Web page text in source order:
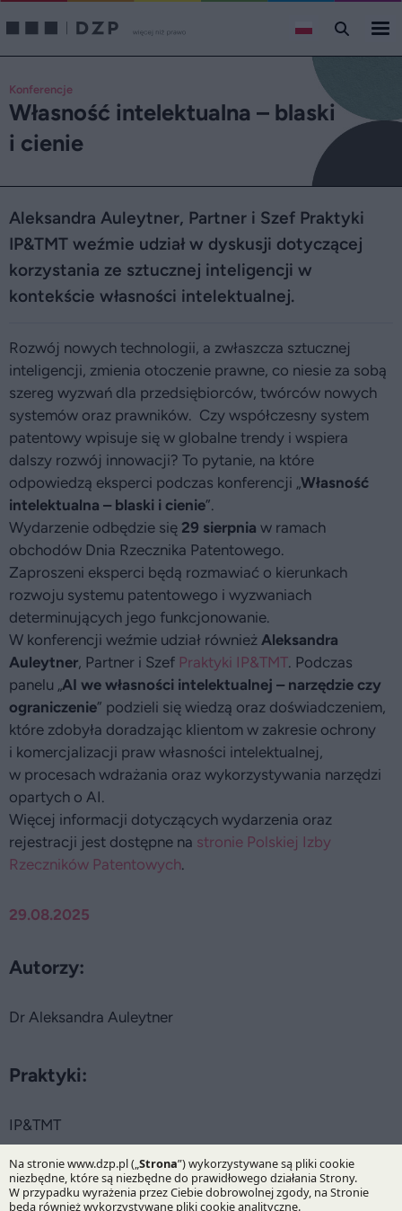
Konferencje
Własność intelektualna – blaski
i cienie
29.08.2025
Autorzy:
Dr Aleksandra Auleytner
Praktyki:
IP&TMT
Specjalizacje:
Aleksandra Auleytner, Partner i Szef Praktyki
IP&TMT weźmie udział w dyskusji dotyczącej
korzystania ze sztucznej inteligencji w
kontekście własności intelektualnej.
Rozwój nowych technologii, a zwłaszcza sztucznej
inteligencji, zmienia otoczenie prawne, co niesie za sobą
szereg wyzwań dla przedsiębiorców, twórców nowych
systemów oraz prawników. Czy współczesny system
patentowy wpisuje się w globalne trendy i wspiera
dalszy rozwój innowacji? To pytanie, na które
odpowiedzą eksperci podczas konferencji „Własność
intelektualna – blaski i cienie”.
Wydarzenie odbędzie się 29 sierpnia w ramach
obchodów Dnia Rzecznika Patentowego.
Zaproszeni eksperci będą rozmawiać o kierunkach
rozwoju systemu patentowego i wyzwaniach
determinujących jego funkcjonowanie.
W konferencji weźmie udział również Aleksandra
Auleytner, Partner i Szef Praktyki IP&TMT. Podczas
panelu „AI we własności intelektualnej – narzędzie czy
ograniczenie” podzieli się wiedzą oraz doświadczeniem,
które zdobyła doradzając klientom w zakresie ochrony
i komercjalizacji praw własności intelektualnej,
w procesach wdrażania oraz wykorzystywania narzędzi
opartych o AI.
Więcej informacji dotyczących wydarzenia oraz
rejestracji jest dostępne na stronie Polskiej Izby
Rzeczników Patentowych.